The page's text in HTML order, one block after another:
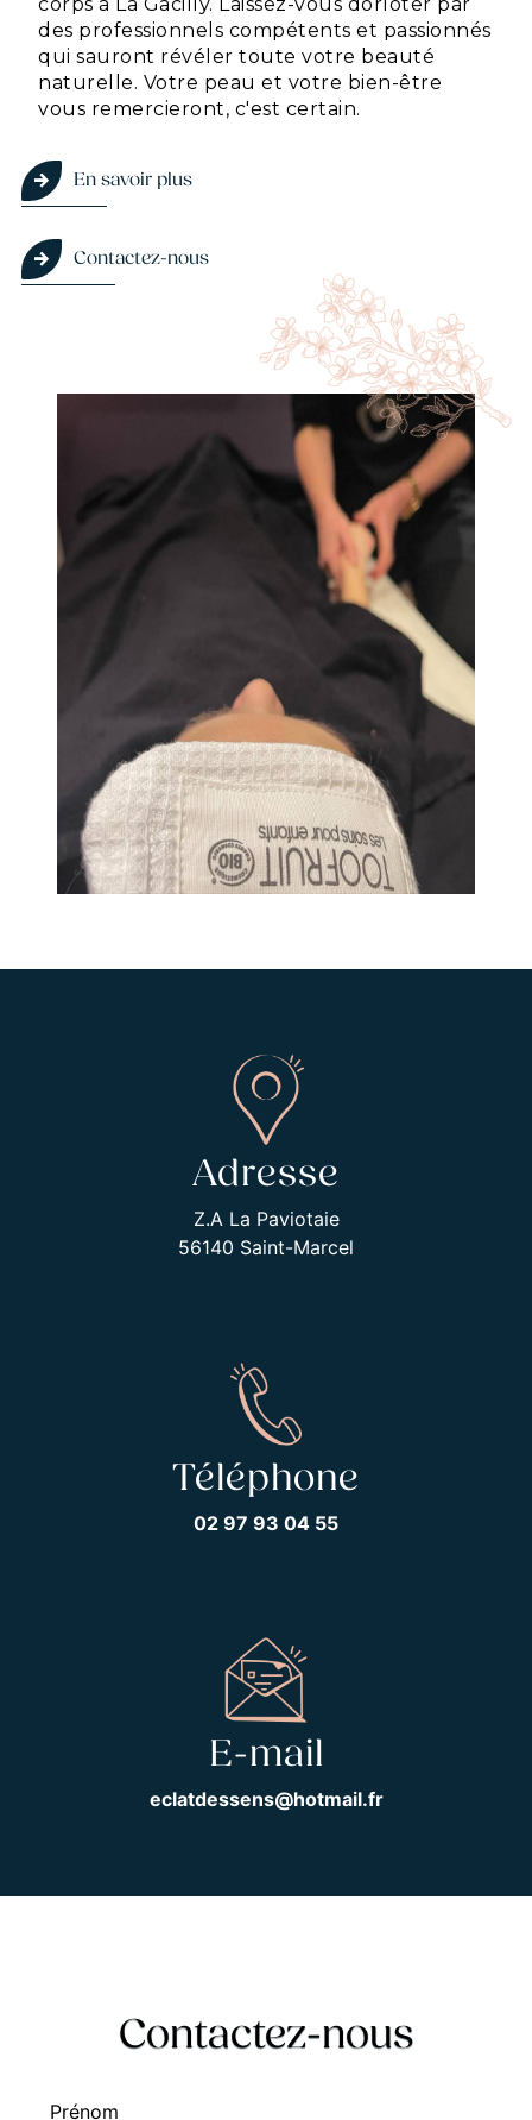
des professionnels compétents et passionnés
qui sauront révéler toute votre beauté
naturelle. Votre peau et votre bien-être
vous remercieront, c'est certain.
En savoir plus
Contactez-nous
Adresse
Z.A La Paviotaie
56140 Saint-Marcel
Téléphone
02 97 93 04 55
E-mail
eclatdessens@hotmail.fr
Contactez-nous